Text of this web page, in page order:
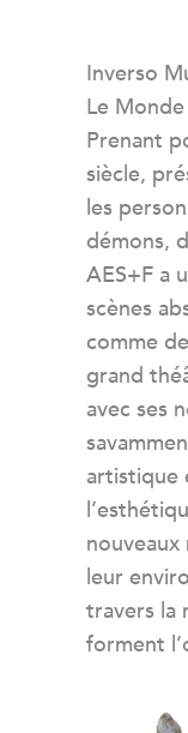
Inverso
Le Monde
Prenant
siècle,
les
démons,
AES+F a
scènes
comme
grand
avec ses
artistique
leur
travers la
forment